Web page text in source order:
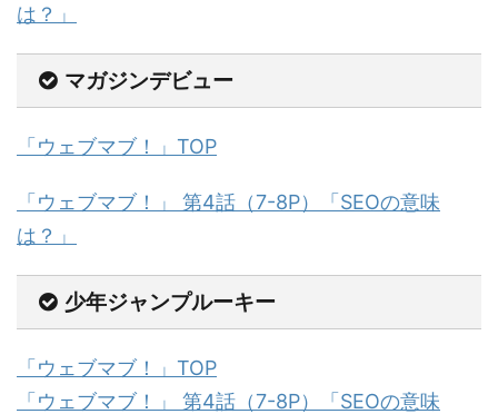
は？」
マガジンデビュー
「ウェブマブ！」TOP
「ウェブマブ！」 第4話（7-8P）「SEOの意味
は？」
少年ジャンプルーキー
「ウェブマブ！」TOP
「ウェブマブ！」 第4話（7-8P）「SEOの意味